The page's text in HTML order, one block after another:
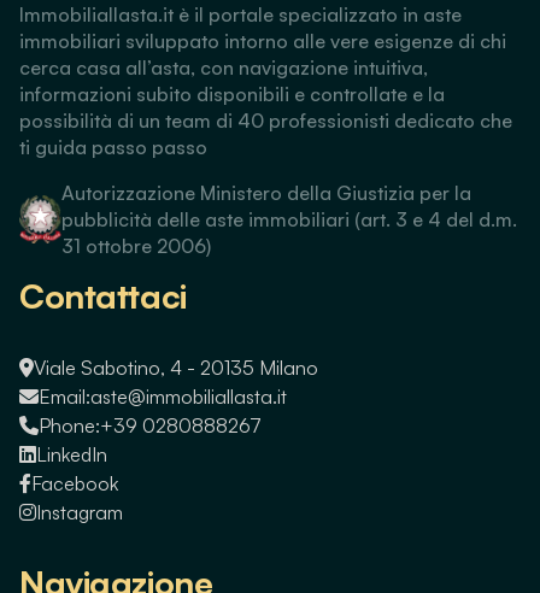
Immobiliallasta.it è il portale specializzato in aste
immobiliari sviluppato intorno alle vere esigenze di chi
cerca casa all’asta, con navigazione intuitiva,
informazioni subito disponibili e controllate e la
possibilità di un team di 40 professionisti dedicato che
ti guida passo passo
Autorizzazione Ministero della Giustizia per la
pubblicità delle aste immobiliari (art. 3 e 4 del d.m.
31 ottobre 2006)
Contattaci
Viale Sabotino, 4 - 20135 Milano
Email:aste@immobiliallasta.it
Phone:+39 0280888267
LinkedIn
Facebook
Instagram
Navigazione